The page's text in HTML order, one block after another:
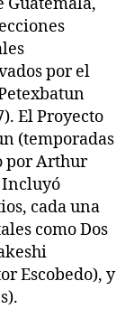
por el
El Proyecto
(temporadas
por Arthur
Incluyó
cada una
como Dos
Escobedo), y